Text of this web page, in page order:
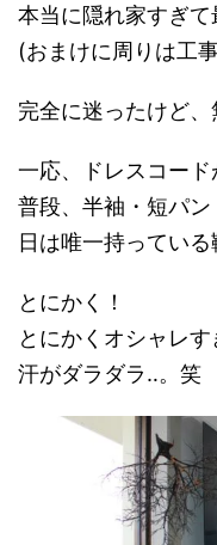
本当に隠れ家すぎ
(おまけに周りは工
完全に迷ったけど
一応、ドレスコー
普段、半袖・短パ
日は唯一持っている
とにかく！
とにかくオシャレ
汗がダラダラ‥。笑